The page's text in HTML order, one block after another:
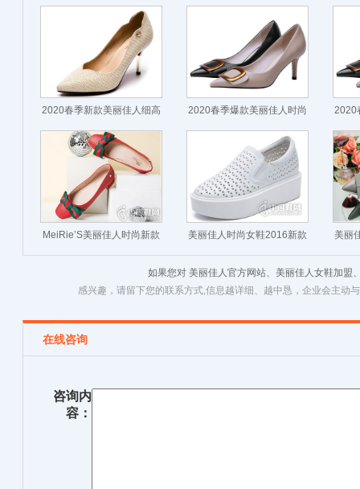
2022春季新款增高休闲鞋 2022年春季小香风厚底运动
休闲鞋
2022
2020春季新款美丽佳人细高
跟鞋-优美线条
2020春季爆款美丽佳人时尚
金属扣高跟鞋
2020
MeiRie’S美丽佳人时尚新款
女鞋
美丽佳人时尚女鞋2016新款
坡跟鞋
美丽
如果您对 美丽佳人官方网站、美丽佳人女鞋加盟
感兴趣，请留下您的联系方式,信息越详细、越中恳，企业会主动
在线咨询
咨询内
容：